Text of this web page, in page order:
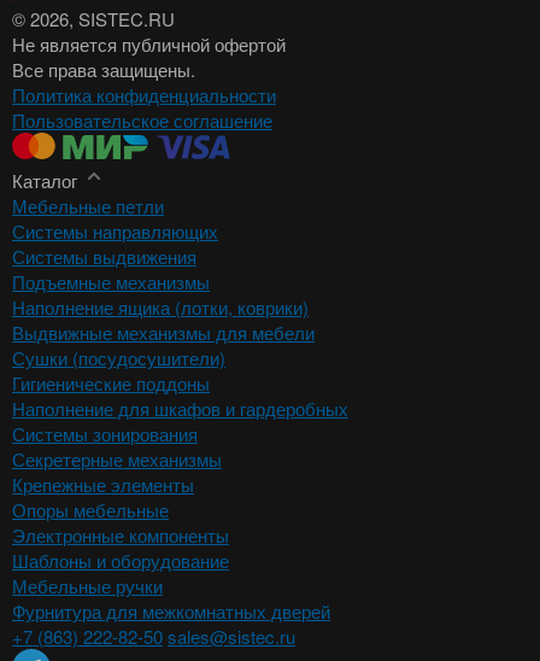
© 2026, SISTEC.RU
Не является публичной офертой
Все права защищены.
Политика конфиденциальности
Пользовательское соглашение
Каталог
Мебельные петли
Системы направляющих
Системы выдвижения
Подъемные механизмы
Наполнение ящика (лотки, коврики)
Выдвижные механизмы для мебели
Сушки (посудосушители)
Гигиенические поддоны
Наполнение для шкафов и гардеробных
Системы зонирования
Секретерные механизмы
Крепежные элементы
Опоры мебельные
Электронные компоненты
Шаблоны и оборудование
Мебельные ручки
Фурнитура для межкомнатных дверей
+7 (863) 222-82-50sales@sistec.ru